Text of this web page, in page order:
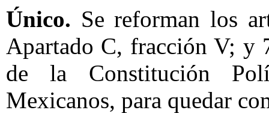
Único. Se reforman los
Apartado C, fracción V; y
de la Constitución
Mexicanos, para quedar